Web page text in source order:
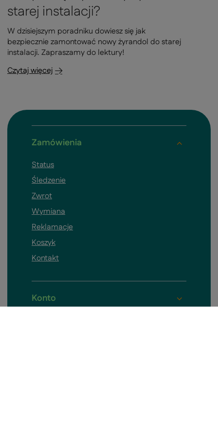
starej instalacji?
W dzisiejszym poradniku dowiesz się jak
bezpiecznie zamontować nowy żyrandol do starej
instalacji. Zapraszamy do lektury!
Czytaj więcej
Zamówienia
Status
Śledzenie
Zwrot
Wymiana
Reklamacje
Koszyk
Kontakt
Konto